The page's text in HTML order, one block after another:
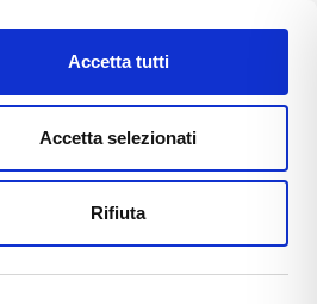
Accetta tutti
Accetta selezionati
Rifiuta
FAST NEWS